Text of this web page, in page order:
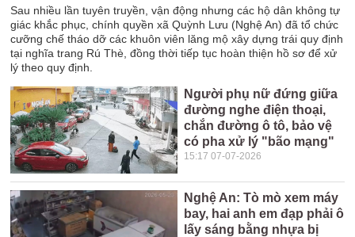
Sau nhiều lần tuyên truyền, vận động nhưng các hộ dân không tự
giác khắc phục, chính quyền xã Quỳnh Lưu (Nghệ An) đã tổ chức
cưỡng chế tháo dỡ các khuôn viên lăng mộ xây dựng trái quy định
tại nghĩa trang Rú Thè, đồng thời tiếp tục hoàn thiện hồ sơ để xử
lý theo quy định.
Người phụ nữ đứng giữa
đường nghe điện thoại,
chắn đường ô tô, bảo vệ
có pha xử lý "bão mạng"
15:17 07-07-2026
Nghệ An: Tò mò xem máy
bay, hai anh em đạp phải ô
lấy sáng bằng nhựa bị